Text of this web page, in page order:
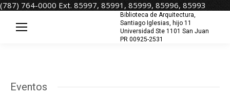
(787) 764-0000 Ext. 85997, 85991, 85999, 85996, 85993
Biblioteca de Arquitectura,
Santiago Iglesias, hijo 11
Universidad Ste 1101 San Juan
PR 00925-2531
Eventos